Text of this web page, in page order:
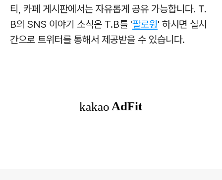
티, 카페 게시판에서는 자유롭게 공유 가능합니다. T.
B의 SNS 이야기 소식은 T.B를 '팔로윙' 하시면 실시
간으로 트위터를 통해서 제공받을 수 있습니다.